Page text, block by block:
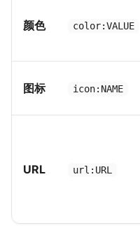
颜色 color:VALUE
图标 icon:NAME
URL url:URL